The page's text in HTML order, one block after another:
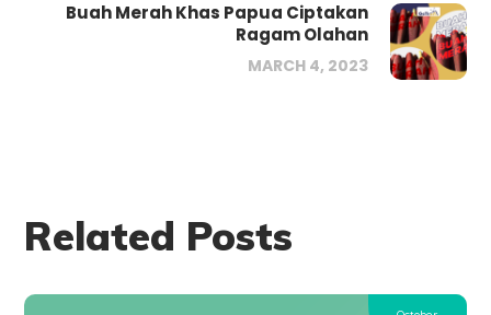
Buah Merah Khas Papua Ciptakan
Ragam Olahan
MARCH 4, 2023
Related Posts